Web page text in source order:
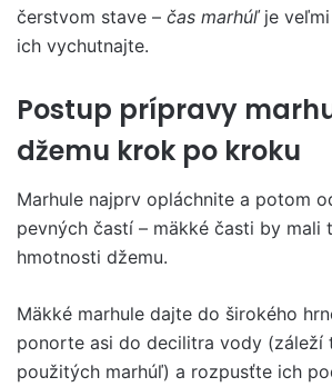
čerstvom stave – čas marhúľ je
ich vychutnajte.
Postup prípravy
džemu krok po kroku
Marhule najprv opláchnite a potom
pevných častí – mäkké časti by
hmotnosti džemu.
Mäkké marhule dajte do širokého
ponorte asi do decilitra vody (záleží
použitých marhúľ) a rozpusťte ich